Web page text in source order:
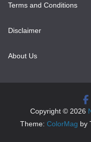
Terms and Conditions
Disclaimer
About Us
Copyright © 2026
Theme: ColorMag by